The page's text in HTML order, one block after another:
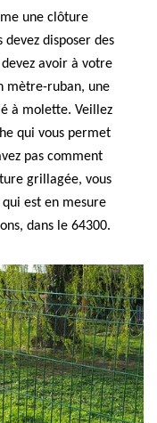
une clôture
disposer des
avoir à votre
mètre-ruban, une
à molette. Veillez
qui vous permet
pas comment
grillagée, vous
qui est en mesure
dans le 64300.